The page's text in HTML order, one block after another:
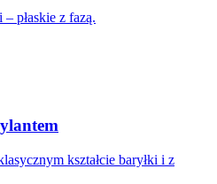
płaskie z fazą.
kształcie baryłki i z